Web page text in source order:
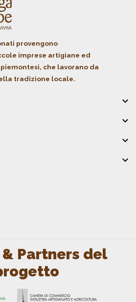
provengono
imprese artigiane ed
che lavorano da
tradizione locale.




Partners del